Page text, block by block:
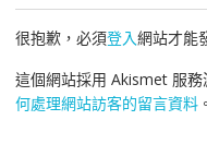
很抱歉，必須登入網站才能
這個網站採用 Akismet 服務
何處理網站訪客的留言資料。